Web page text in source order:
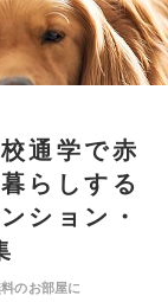
通学で赤
らしする
ション・
のお部屋に